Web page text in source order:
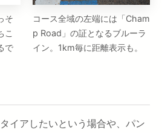
そ
こ
で
コース全域の左端には「Cham
p Road」の証となるブルーラ
イン。1km毎に距離表示も。
イアしたいという場合や、パン